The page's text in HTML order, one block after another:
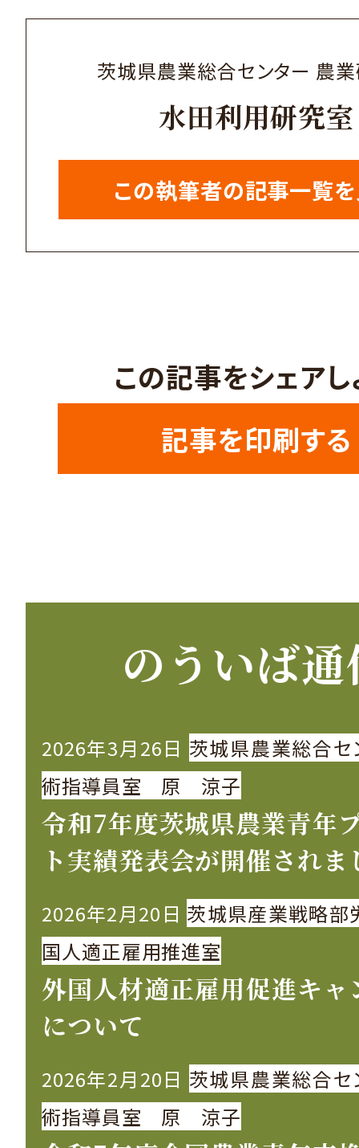
茨城県農業総合センター 農
水田利用研究室
この執筆者の記事一覧
この記事をシェアし
記事を印刷する
のういば
2026年3月26日 茨城県農業総合セ
術指導員室 原 涼子
令和7年度茨城県農業青年
ト実績発表会が開催されま
2026年2月20日 茨城県産業戦略部
国人適正雇用推進室
外国人材適正雇用促進キャ
について
2026年2月20日 茨城県農業総合セ
術指導員室 原 涼子